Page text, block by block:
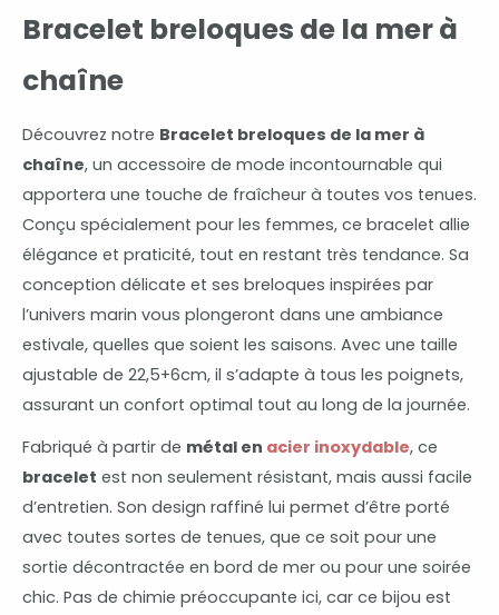
Bracelet breloques de la mer à
chaîne
Découvrez notre Bracelet breloques de la mer à
chaîne, un accessoire de mode incontournable qui
apportera une touche de fraîcheur à toutes vos tenues.
Conçu spécialement pour les femmes, ce bracelet allie
élégance et praticité, tout en restant très tendance. Sa
conception délicate et ses breloques inspirées par
l’univers marin vous plongeront dans une ambiance
estivale, quelles que soient les saisons. Avec une taille
ajustable de 22,5+6cm, il s’adapte à tous les poignets,
assurant un confort optimal tout au long de la journée.
Fabriqué à partir de métal en acier inoxydable, ce
bracelet est non seulement résistant, mais aussi facile
d’entretien. Son design raffiné lui permet d’être porté
avec toutes sortes de tenues, que ce soit pour une
sortie décontractée en bord de mer ou pour une soirée
chic. Pas de chimie préoccupante ici, car ce bijou est